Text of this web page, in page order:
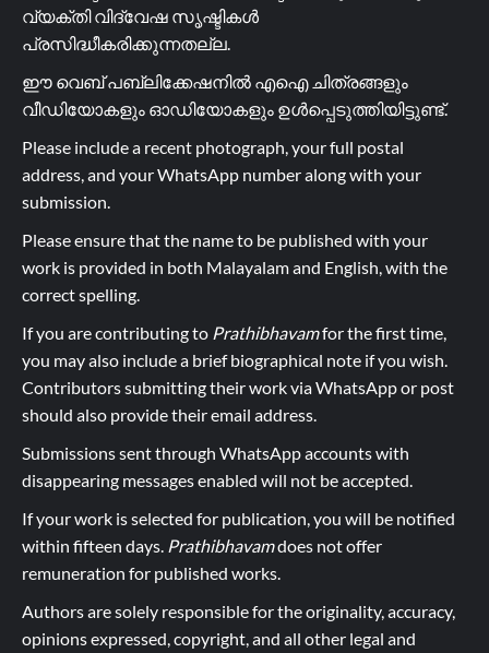
വ്യക്തി വിദ്വേഷ സൃഷ്ടികൾ
പ്രസിദ്ധീകരിക്കുന്നതല്ല.
ഈ വെബ് പബ്ലിക്കേഷനിൽ എഐ ചിത്രങ്ങളും
വീഡിയോകളും ഓഡിയോകളും ഉൾപ്പെടുത്തിയിട്ടുണ്ട്.
Please include a recent photograph, your full postal
address, and your WhatsApp number along with your
submission.
Please ensure that the name to be published with your
work is provided in both Malayalam and English, with the
correct spelling.
If you are contributing to Prathibhavamfor the first time,
you may also include a brief biographical note if you wish.
Contributors submitting their work via WhatsApp or post
should also provide their email address.
Submissions sent through WhatsApp accounts with
disappearing messages enabled will not be accepted.
If your work is selected for publication, you will be notified
within fifteen days. Prathibhavamdoes not offer
remuneration for published works.
Authors are solely responsible for the originality, accuracy,
opinions expressed, copyright, and all other legal and